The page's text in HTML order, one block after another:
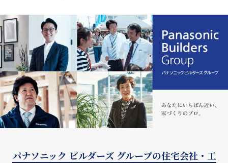
パナソニック ビルダーズ グループの住宅会社・工